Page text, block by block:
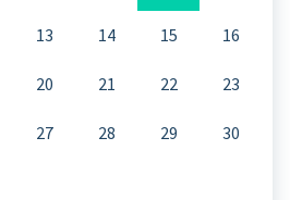
13 14 15 16
20 21 22 23
27 28 29 30